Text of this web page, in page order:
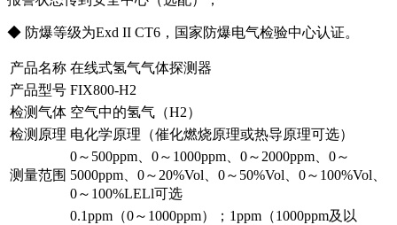
◆ 防爆等级为Exd II CT6，国家防爆电气检验中心认证。
产品名称 在线式氢气气体探测器
产品型号 FIX800-H2
检测气体 空气中的氢气（H2）
检测原理 电化学原理（催化燃烧原理或热导原理可选）
测量范围
0～500ppm、0～1000ppm、0～2000ppm、0～
5000ppm、0～20%Vol、0～50%Vol、0～100%Vol、
0～100%LELl可选
0.1ppm（0～1000ppm）；1ppm（1000ppm及以